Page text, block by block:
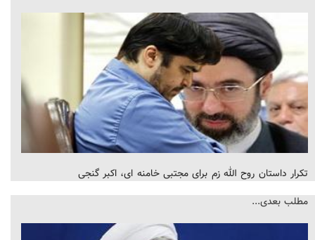
تکرار داستان روح الله زم برای مجتبی خامنه ای، اکبر گنجی
مطلب بعدی...